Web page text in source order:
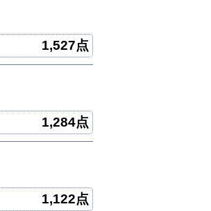
1,527点
1,284点
1,122点